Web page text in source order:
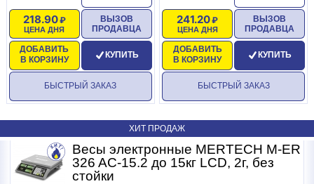
ЦЕНА ДНЯ
218.90
ДОБАВИТЬ
В КОРЗИНУ
ВЫЗОВ
ПРОДАВЦА
КУПИТЬ
БЫСТРЫЙ ЗАКАЗ
ЦЕНА ДНЯ
241.20
ДОБАВИТЬ
В КОРЗИНУ
ВЫЗОВ
ПРОДАВЦА
КУПИТЬ
БЫСТРЫЙ ЗАКАЗ
ХИТ ПРОДАЖ
Весы электронные MERTECH M-ER
326 AC-15.2 до 15кг LCD, 2г, без
стойки